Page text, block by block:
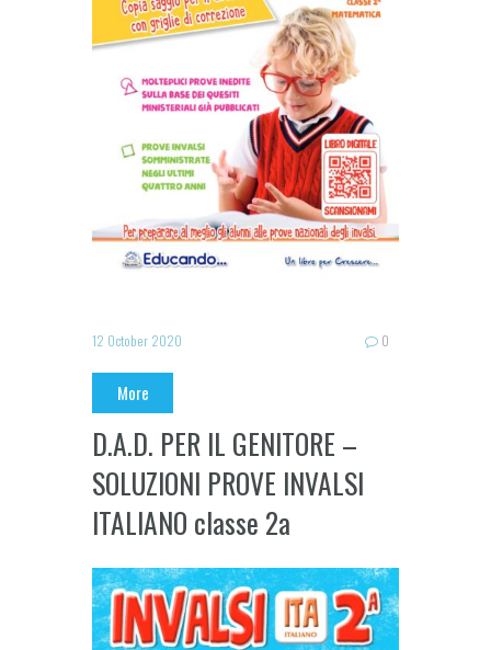
12 October 2020 0
More
D.A.D. PER IL GENITORE –
SOLUZIONI PROVE INVALSI
ITALIANO classe 2a